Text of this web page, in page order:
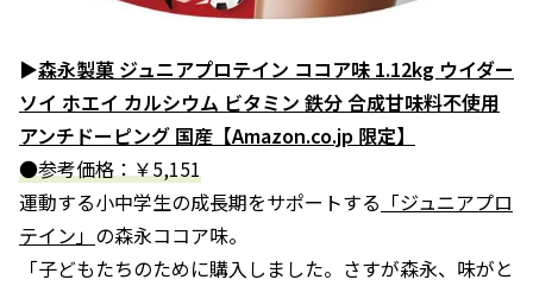
▶森永製菓 ジュニアプロテイン ココア味 1.12kg ウイダー
ソイ ホエイ カルシウム ビタミン 鉄分 合成甘味料不使用
アンチドーピング 国産【Amazon.co.jp 限定】
●参考価格：￥5,151
運動する小中学生の成長期をサポートする 「ジュニアプロ
テイン」 の森永ココア味。
「子どもたちのために購入しました。さすが森永、味がと